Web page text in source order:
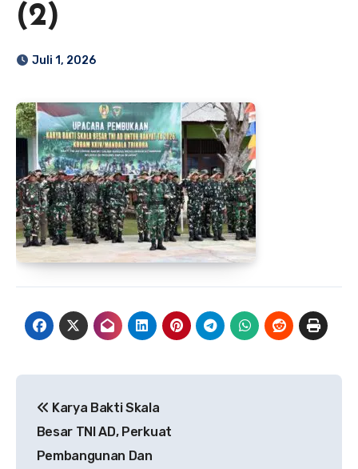
(2)
Juli 1, 2026
pos
Karya Bakti Skala
Besar TNI AD, Perkuat
Pembangunan Dan